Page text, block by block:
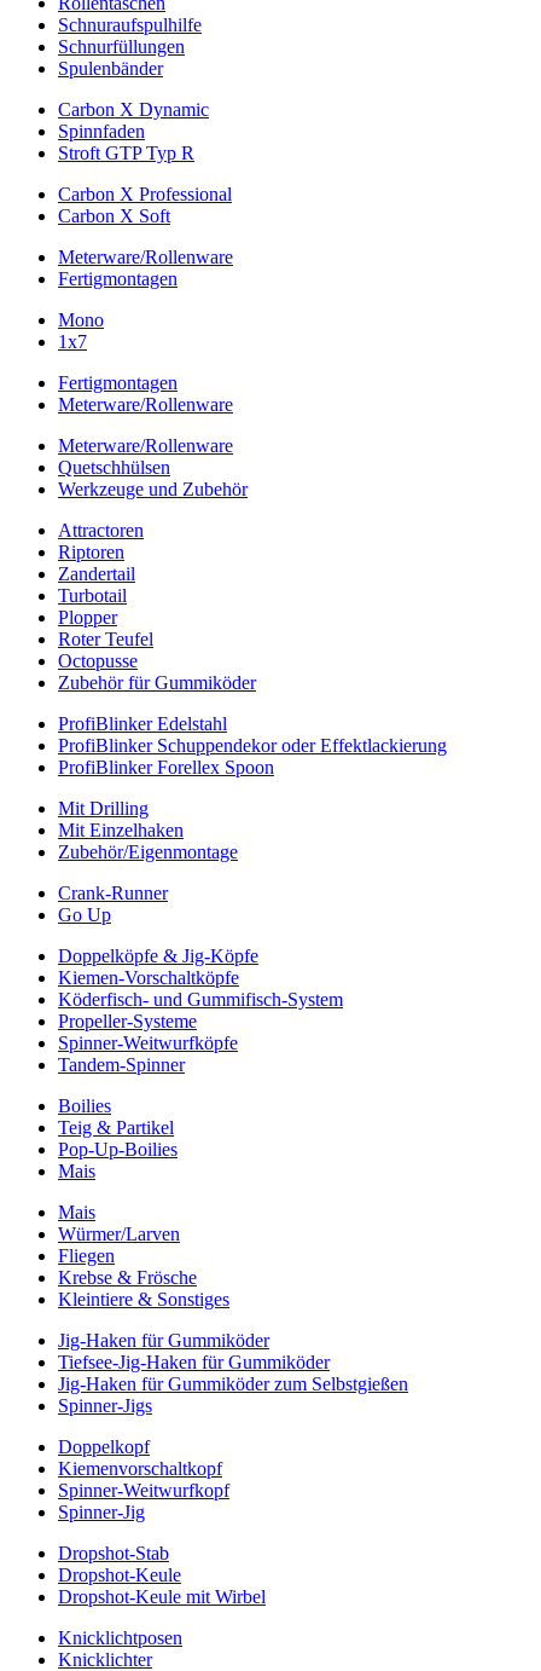
Schnuraufspulhilfe
Schnurfüllungen
Spulenbänder
Carbon X Dynamic
Spinnfaden
Stroft GTP Typ R
Carbon X Professional
Carbon X Soft
Meterware/Rollenware
Fertigmontagen
Mono
1x7
Fertigmontagen
Meterware/Rollenware
Meterware/Rollenware
Quetschhülsen
Werkzeuge und Zubehör
Attractoren
Riptoren
Zandertail
Turbotail
Plopper
Roter Teufel
Octopusse
Zubehör für Gummiköder
ProfiBlinker Edelstahl
ProfiBlinker Schuppendekor oder Effektlackierung
ProfiBlinker Forellex Spoon
Mit Drilling
Mit Einzelhaken
Zubehör/Eigenmontage
Crank-Runner
Go Up
Doppelköpfe & Jig-Köpfe
Kiemen-Vorschaltköpfe
Köderfisch- und Gummifisch-System
Propeller-Systeme
Spinner-Weitwurfköpfe
Tandem-Spinner
Boilies
Teig & Partikel
Pop-Up-Boilies
Mais
Mais
Würmer/Larven
Fliegen
Krebse & Frösche
Kleintiere & Sonstiges
Jig-Haken für Gummiköder
Tiefsee-Jig-Haken für Gummiköder
Jig-Haken für Gummiköder zum Selbstgießen
Spinner-Jigs
Doppelkopf
Kiemenvorschaltkopf
Spinner-Weitwurfkopf
Spinner-Jig
Dropshot-Stab
Dropshot-Keule
Dropshot-Keule mit Wirbel
Knicklichtposen
Knicklichter